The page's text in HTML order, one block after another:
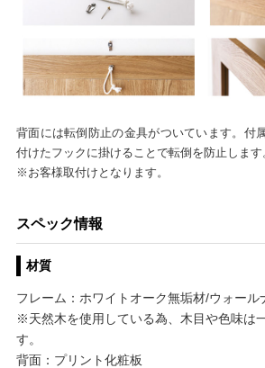
背面には転倒防止の金具がついています。付
付けたフックに掛けることで転倒を防止します
※お客様取付けとなります。
スペック情報
材質
フレーム：ホワイトオーク無垢材/ウォール
※天然木を使用している為、木目や色味は
す。
背面：プリント化粧板